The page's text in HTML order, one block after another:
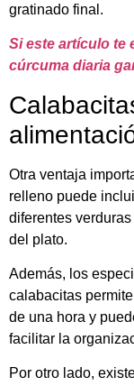
gratinado final.
Si este artículo te
cúrcuma diaria
Otra ventaja
relleno puede
diferentes
del plato.
Además, los
calabacitas
de una hora y
facilitar la
Por otro lado,